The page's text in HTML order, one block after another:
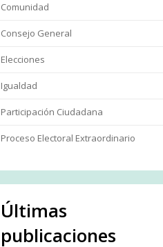
Comunidad
Consejo General
Elecciones
Igualdad
Participación Ciudadana
Proceso Electoral Extraordinario
Últimas
publicaciones